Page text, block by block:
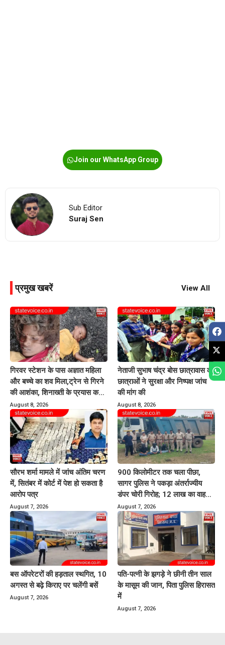
Join our WhatsApp Group
Sub Editor
Suraj Sen
प्रमुख खबरें View All
गिरवर स्टेशन के पास अज्ञात महिला
और बच्चे का शव मिला,ट्रेन से गिरने
की आशंका, शिनाख्ती के प्रयास कर
रही पुलिस
August 8, 2026
नेताजी सुभाष चंद्र बोस छात्रावास की
छात्राओं ने सुरक्षा और निष्पक्ष जांच
की मांग की
August 8, 2026
सौरभ शर्मा मामले में जांच अंतिम चरण
में, सितंबर में कोर्ट में पेश हो सकता है
आरोप पत्र
August 7, 2026
900 किलोमीटर तक चला पीछा,
सागर पुलिस ने पकड़ा अंतर्राज्यीय
डंपर चोरी गिरोह; 12 लाख का वाहन
बरामद
August 7, 2026
बस ऑपरेटरों की हड़ताल स्थगित, 10
अगस्त से बढ़े किराए पर चलेंगी बसें
August 7, 2026
पति-पत्नी के झगड़े ने छीनी तीन साल
के मासूम की जान, पिता पुलिस हिरासत
में
August 7, 2026